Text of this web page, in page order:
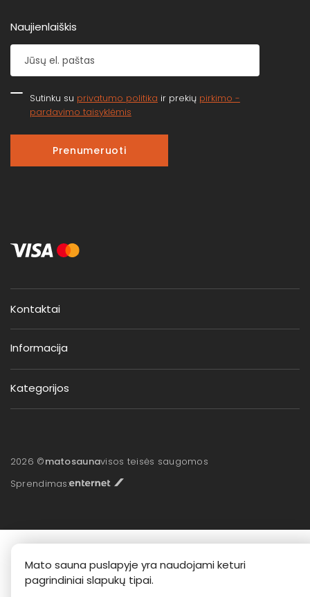
Kontaktai
Informacija
Kategorijos
Naujienlaiškis
Sutinku su privatumo politika ir prekių pirkimo -
pardavimo taisyklėmis
Prenumeruoti
2026 ©matosaunavisos teisės saugomos
Sprendimas:
Mato sauna puslapyje yra naudojami keturi
pagrindiniai slapukų tipai.